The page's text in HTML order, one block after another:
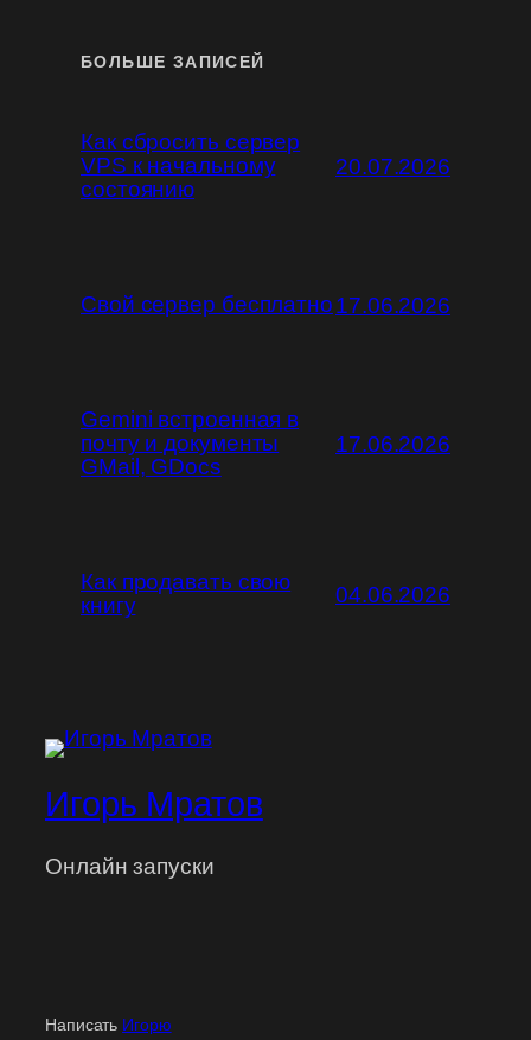
БОЛЬШЕ ЗАПИСЕЙ
Как сбросить сервер
VPS к начальному
состоянию
20.07.2026
Свой сервер бесплатно17.06.2026
Gemini встроенная в
почту и документы
GMail, GDocs
17.06.2026
Как продавать свою
книгу
04.06.2026
Игорь Мратов
Онлайн запуски
Написать Игорю